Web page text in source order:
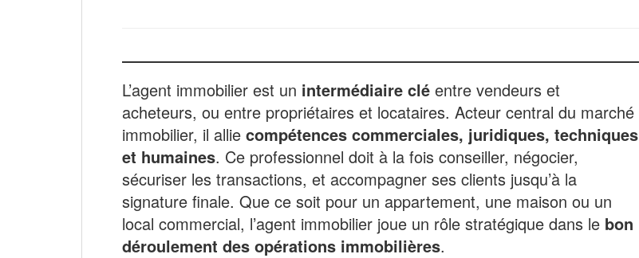
L’agent immobilier est un intermédiaire clé entre vendeurs et
acheteurs, ou entre propriétaires et locataires. Acteur central du marché
immobilier, il allie compétences commerciales, juridiques, techniques
et humaines. Ce professionnel doit à la fois conseiller, négocier,
sécuriser les transactions, et accompagner ses clients jusqu’à la
signature finale. Que ce soit pour un appartement, une maison ou un
local commercial, l’agent immobilier joue un rôle stratégique dans le bon
déroulement des opérations immobilières.